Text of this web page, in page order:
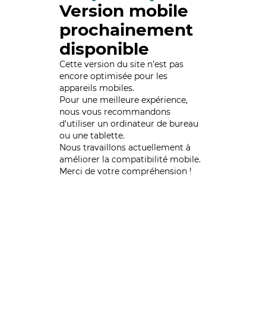
Version mobile
prochainement
disponible
Cette version du site n’est pas
encore optimisée pour les
appareils mobiles.
Pour une meilleure expérience,
nous vous recommandons
d'utiliser un ordinateur de bureau
ou une tablette.
Nous travaillons actuellement à
améliorer la compatibilité mobile.
Merci de votre compréhension !